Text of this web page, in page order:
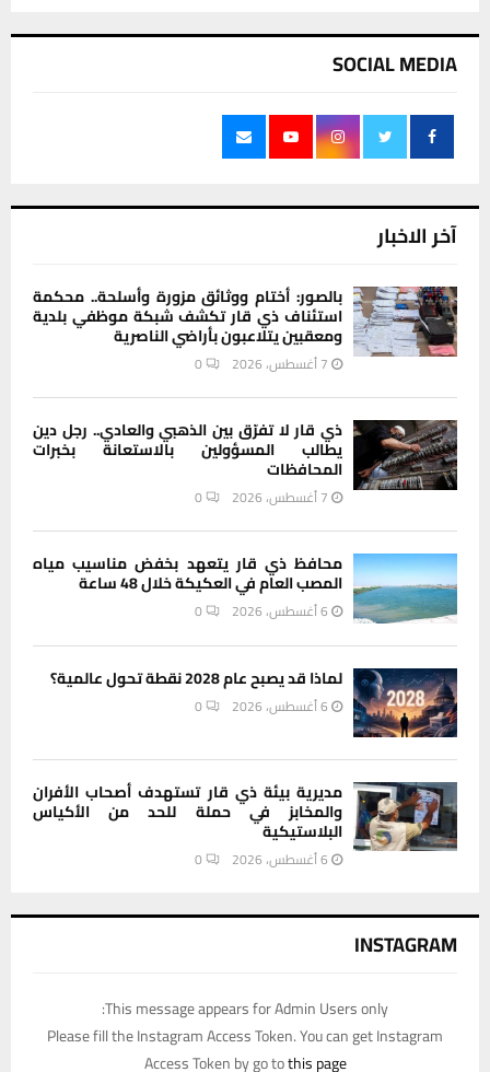
SOCIAL MEDIA
آخر الاخبار
بالصور: أختام ووثائق مزورة وأسلحة.. محكمة
استئناف ذي قار تكشف شبكة موظفي بلدية
ومعقبين يتلاعبون بأراضي الناصرية
7 أغسطس، 2026 0
ذي قار لا تفرّق بين الذهبي والعادي.. رجل دين
يطالب المسؤولين بالاستعانة بخبرات
المحافظات
7 أغسطس، 2026 0
محافظ ذي قار يتعهد بخفض مناسيب مياه
المصب العام في العكيكة خلال 48 ساعة
6 أغسطس، 2026 0
لماذا قد يصبح عام 2028 نقطة تحول عالمية؟
6 أغسطس، 2026 0
مديرية بيئة ذي قار تستهدف أصحاب الأفران
والمخابز في حملة للحد من الأكياس
البلاستيكية
6 أغسطس، 2026 0
INSTAGRAM
This message appears for Admin Users only:
Please fill the Instagram Access Token. You can get Instagram
Access Token by go tothis page